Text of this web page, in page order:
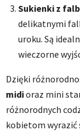
Sukienki z
delikatnymi
uroku. Są
wieczorne
Dzięki
midioraz mini
różnorodnych
kobietom wyrazić